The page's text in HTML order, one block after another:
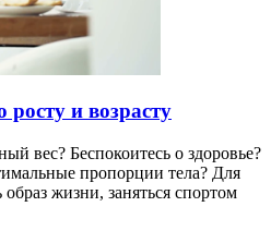
росту и возрасту
вес? Беспокоитесь о здоровье?
пропорции тела? Для
жизни, заняться спортом